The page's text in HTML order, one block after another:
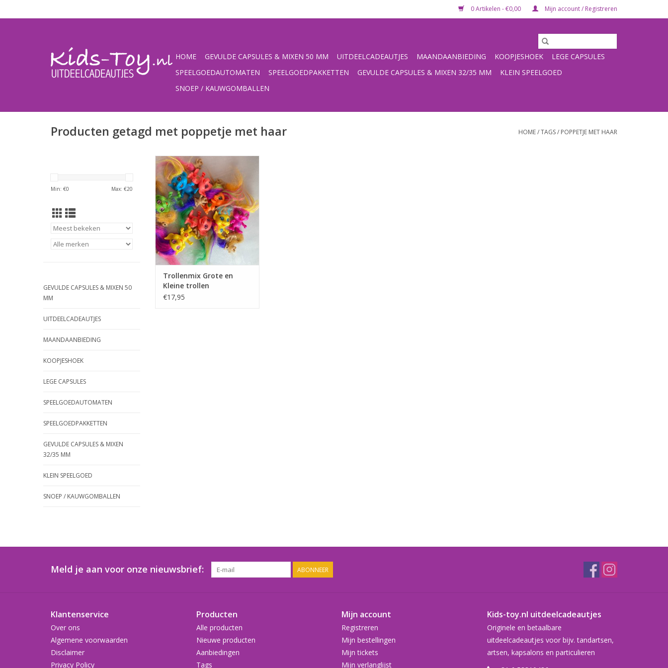
0 Artikelen - €0,00 Mijn account / Registreren
HOME GEVULDE CAPSULES & MIXEN 50 MM UITDEELCADEAUTJES MAANDAANBIEDING KOOPJESHOEK
LEGE CAPSULES
SPEELGOEDAUTOMATEN
SPEELGOEDPAKKETTEN GEVULDE CAPSULES & MIXEN 32/35 MM
KLEIN SPEELGOED
SNOEP / KAUWGOMBALLEN
Producten getagd met poppetje met haar HOME/TAGS/ POPPETJE MET HAAR
Min: €0 Max: €20
GEVULDE CAPSULES & MIXEN 50
MM
UITDEELCADEAUTJES
MAANDAANBIEDING
KOOPJESHOEK
LEGE CAPSULES
SPEELGOEDAUTOMATEN
SPEELGOEDPAKKETTEN
GEVULDE CAPSULES & MIXEN
32/35 MM
KLEIN SPEELGOED
SNOEP / KAUWGOMBALLEN
Trollen mix mooie felgekleurde
Trollen, 8 grote (ca 7cm)
10 kleine (ca 3cm)
deze worden los verpakt, de
grote passen niet in capsule voor
de toystation
TOEVOEGEN AAN WINKELWAGEN
Trollenmix Grote en
Kleine trollen
€17,95
Meld je aan voor onze nieuwsbrief: ABONNEER
Klantenservice
Over ons
Algemene voorwaarden
Disclaimer
Privacy Policy
Producten
Alle producten
Nieuwe producten
Aanbiedingen
Tags
Mijn account
Registreren
Mijn bestellingen
Mijn tickets
Mijn verlanglijst
Kids-toy.nl uitdeelcadeautjes
Originele en betaalbare
uitdeelcadeautjes voor bijv. tandartsen,
artsen, kapsalons en particulieren